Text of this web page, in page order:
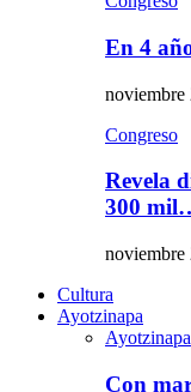
En 4
noviembre
Congreso
Revela
300
noviembre
Cultura
Ayotzinapa
Ayotzinapa
Con